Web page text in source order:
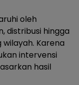
oleh
distribusi hingga
Karena
intervensi
hasil